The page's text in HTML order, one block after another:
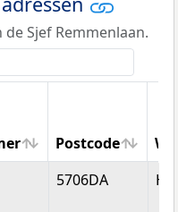
Sjef Remmenlaan.
Postcode
Postcode
5706DA